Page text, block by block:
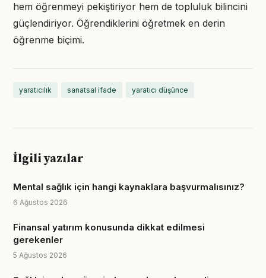
hem öğrenmeyi pekiştiriyor hem de topluluk bilincini
güçlendiriyor. Öğrendiklerini öğretmek en derin
öğrenme biçimi.
yaratıcılık sanatsal ifade yaratıcı düşünce
İlgili yazılar
Mental sağlık için hangi kaynaklara başvurmalısınız?
6 Ağustos 2026
Finansal yatırım konusunda dikkat edilmesi
gerekenler
5 Ağustos 2026